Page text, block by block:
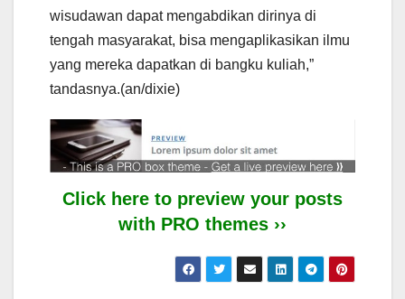
wisudawan dapat mengabdikan dirinya di
tengah masyarakat, bisa mengaplikasikan ilmu
yang mereka dapatkan di bangku kuliah,”
tandasnya.(an/dixie)
Click here to preview your posts
with PRO themes ››